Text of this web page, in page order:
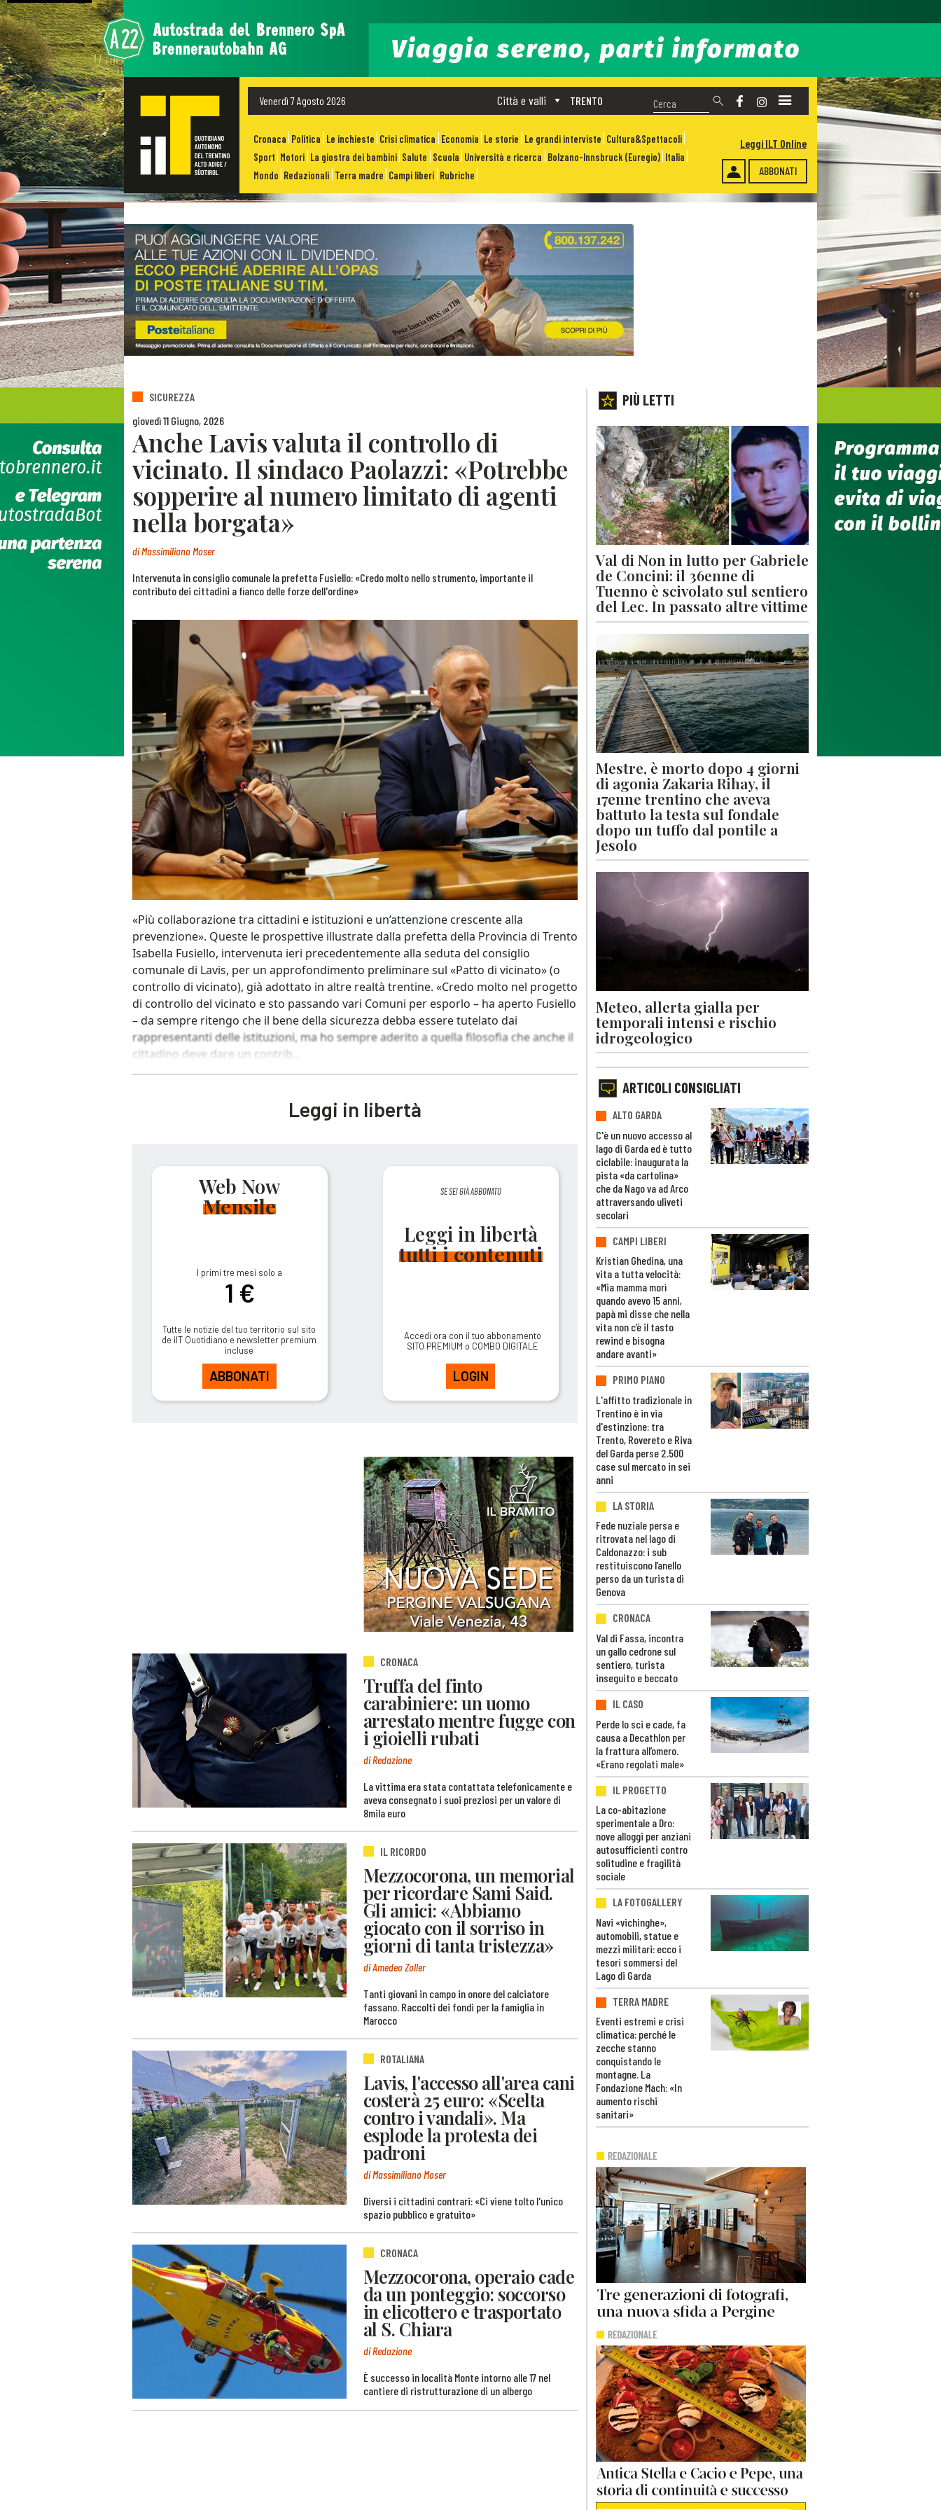
Venerdì 7 Agosto 2026 TRENTO
Città e valli
Cronaca Politica Le inchieste Crisi climatica Economia Le storie Le grandi interviste Cultura&Spettacoli
Sport Motori La giostra dei bambini Salute Scuola Università e ricerca Bolzano-Innsbruck (Euregio) Italia
Mondo Redazionali Terra madre Campi liberi Rubriche ABBONATI
Leggi ILT Online
SICUREZZA
giovedì 11 Giugno, 2026
Anche Lavis valuta il controllo di
vicinato. Il sindaco Paolazzi: «Potrebbe
sopperire al numero limitato di agenti
nella borgata»
diMassimiliano Moser
Intervenuta in consiglio comunale la prefetta Fusiello: «Credo molto nello strumento, importante il
contributo dei cittadini a fianco delle forze dell'ordine»
«Più collaborazione tra cittadini e istituzioni e un’attenzione crescente alla
prevenzione». Queste le prospettive illustrate dalla prefetta della Provincia di Trento
Isabella Fusiello, intervenuta ieri precedentemente alla seduta del consiglio
comunale di Lavis, per un approfondimento preliminare sul «Patto di vicinato» (o
controllo di vicinato), già adottato in altre realtà trentine. «Credo molto nel progetto
di controllo del vicinato e sto passando vari Comuni per esporlo – ha aperto Fusiello
– da sempre ritengo che il bene della sicurezza debba essere tutelato dai
rappresentanti delle istituzioni, ma ho sempre aderito a quella filosofia che anche il
cittadino deve dare un contrib...
Leggi in libertà
Web Now
Mensile
I primi tre mesi solo a
1 €
Tutte le notizie del tuo territorio sul sito
de ilT Quotidiano e newsletter premium
incluse
ABBONATI
SE SEI GIÀ ABBONATO
Leggi in libertà
tutti i contenuti
Accedi ora con il tuo abbonamento
SITO PREMIUM o COMBO DIGITALE
LOGIN
CRONACA
Truffa del finto
carabiniere: un uomo
arrestato mentre fugge con
i gioielli rubati
di Redazione
La vittima era stata contattata telefonicamente e
aveva consegnato i suoi preziosi per un valore di
8mila euro
IL RICORDO
Mezzocorona, un memorial
per ricordare Sami Said.
Gli amici: «Abbiamo
giocato con il sorriso in
giorni di tanta tristezza»
di Amedeo Zoller
Tanti giovani in campo in onore del calciatore
fassano. Raccolti dei fondi per la famiglia in
Marocco
ROTALIANA
Lavis, l'accesso all'area cani
costerà 25 euro: «Scelta
contro i vandali». Ma
esplode la protesta dei
padroni
di Massimiliano Moser
Diversi i cittadini contrari: «Ci viene tolto l'unico
spazio pubblico e gratuito»
CRONACA
Mezzocorona, operaio cade
da un ponteggio: soccorso
in elicottero e trasportato
al S. Chiara
di Redazione
È successo in località Monte intorno alle 17 nel
cantiere di ristrutturazione di un albergo
PIÙ LETTI
Val di Non in lutto per Gabriele
de Concini: il 36enne di
Tuenno è scivolato sul sentiero
del Lec. In passato altre vittime
Mestre, è morto dopo 4 giorni
di agonia Zakaria Rihay, il
17enne trentino che aveva
battuto la testa sul fondale
dopo un tuffo dal pontile a
Jesolo
Meteo, allerta gialla per
temporali intensi e rischio
idrogeologico
ARTICOLI CONSIGLIATI
ALTO GARDA
C'è un nuovo accesso al
lago di Garda ed è tutto
ciclabile: inaugurata la
pista «da cartolina»
che da Nago va ad Arco
attraversando uliveti
secolari
CAMPI LIBERI
Kristian Ghedina, una
vita a tutta velocità:
«Mia mamma morì
quando avevo 15 anni,
papà mi disse che nella
vita non c’è il tasto
rewind e bisogna
andare avanti»
PRIMO PIANO
L'affitto tradizionale in
Trentino è in via
d'estinzione: tra
Trento, Rovereto e Riva
del Garda perse 2.500
case sul mercato in sei
anni
LA STORIA
Fede nuziale persa e
ritrovata nel lago di
Caldonazzo: i sub
restituiscono l’anello
perso da un turista di
Genova
CRONACA
Val di Fassa, incontra
un gallo cedrone sul
sentiero, turista
inseguito e beccato
IL CASO
Perde lo sci e cade, fa
causa a Decathlon per
la frattura all’omero.
«Erano regolati male»
IL PROGETTO
La co-abitazione
sperimentale a Dro:
nove alloggi per anziani
autosufficienti contro
solitudine e fragilità
sociale
LA FOTOGALLERY
Navi «vichinghe»,
automobili, statue e
mezzi militari: ecco i
tesori sommersi del
Lago di Garda
TERRA MADRE
Eventi estremi e crisi
climatica: perché le
zecche stanno
conquistando le
montagne. La
Fondazione Mach: «In
aumento rischi
sanitari»